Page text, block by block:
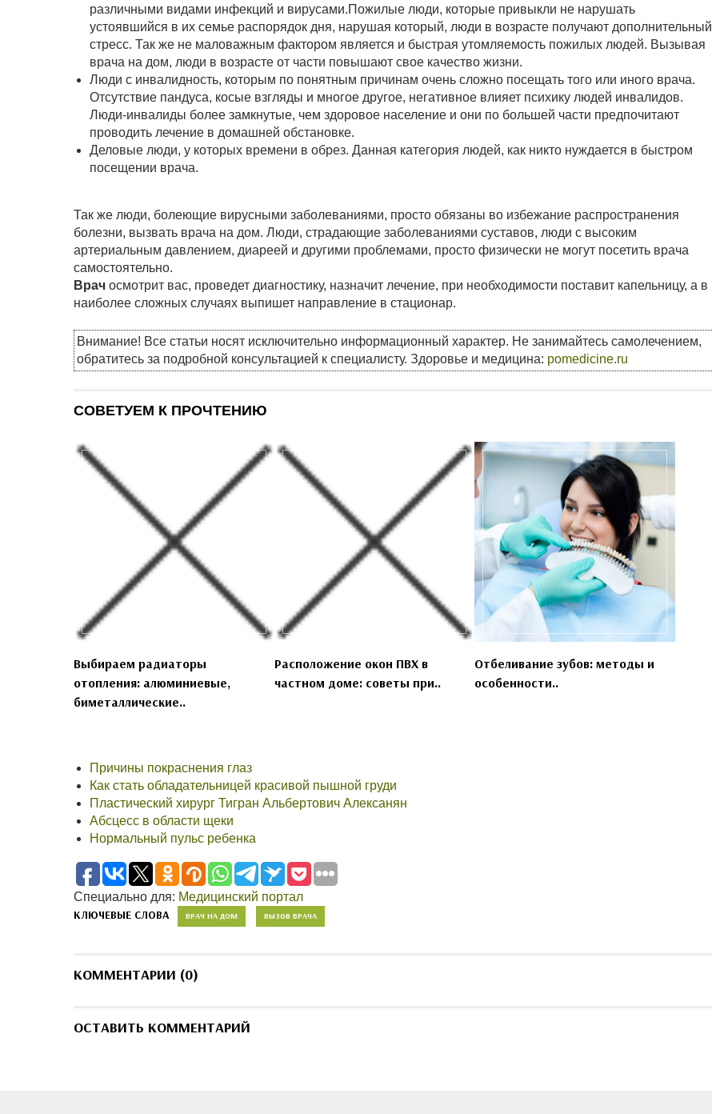
различными видами инфекций и вирусами.Пожилые люди, которые привыкли не нарушать
устоявшийся в их семье распорядок дня, нарушая который, люди в возрасте получают дополнительный
стресс. Так же не маловажным фактором является и быстрая утомляемость пожилых людей. Вызывая
врача на дом, люди в возрасте от части повышают свое качество жизни.
Люди с инвалидность, которым по понятным причинам очень сложно посещать того или иного врача.
Отсутствие пандуса, косые взгляды и многое другое, негативное влияет психику людей инвалидов.
Люди-инвалиды более замкнутые, чем здоровое население и они по большей части предпочитают
проводить лечение в домашней обстановке.
Деловые люди, у которых времени в обрез. Данная категория людей, как никто нуждается в быстром
посещении врача.
Так же люди, болеющие вирусными заболеваниями, просто обязаны во избежание распространения
болезни, вызвать врача на дом. Люди, страдающие заболеваниями суставов, люди с высоким
артериальным давлением, диареей и другими проблемами, просто физически не могут посетить врача
самостоятельно.
Врач осмотрит вас, проведет диагностику, назначит лечение, при необходимости поставит капельницу, а в
наиболее сложных случаях выпишет направление в стационар.
Внимание! Все статьи носят исключительно информационный характер. Не занимайтесь самолечением,
обратитесь за подробной консультацией к специалисту. Здоровье и медицина: pomedicine.ru
СОВЕТУЕМ К ПРОЧТЕНИЮ
Выбираем радиаторы
отопления: алюминиевые,
биметаллические..
Расположение окон ПВХ в
частном доме: советы при..
Отбеливание зубов: методы и
особенности..
Причины покраснения глаз
Как стать обладательницей красивой пышной груди
Пластический хирург Тигран Альбертович Алексанян
Абсцесс в области щеки
Нормальный пульс ребенка
Специально для: Медицинский портал
КЛЮЧЕВЫЕ СЛОВА ВРАЧ НА ДОМ ВЫЗОВ ВРАЧА
КОММЕНТАРИИ (0)
ОСТАВИТЬ КОММЕНТАРИЙ